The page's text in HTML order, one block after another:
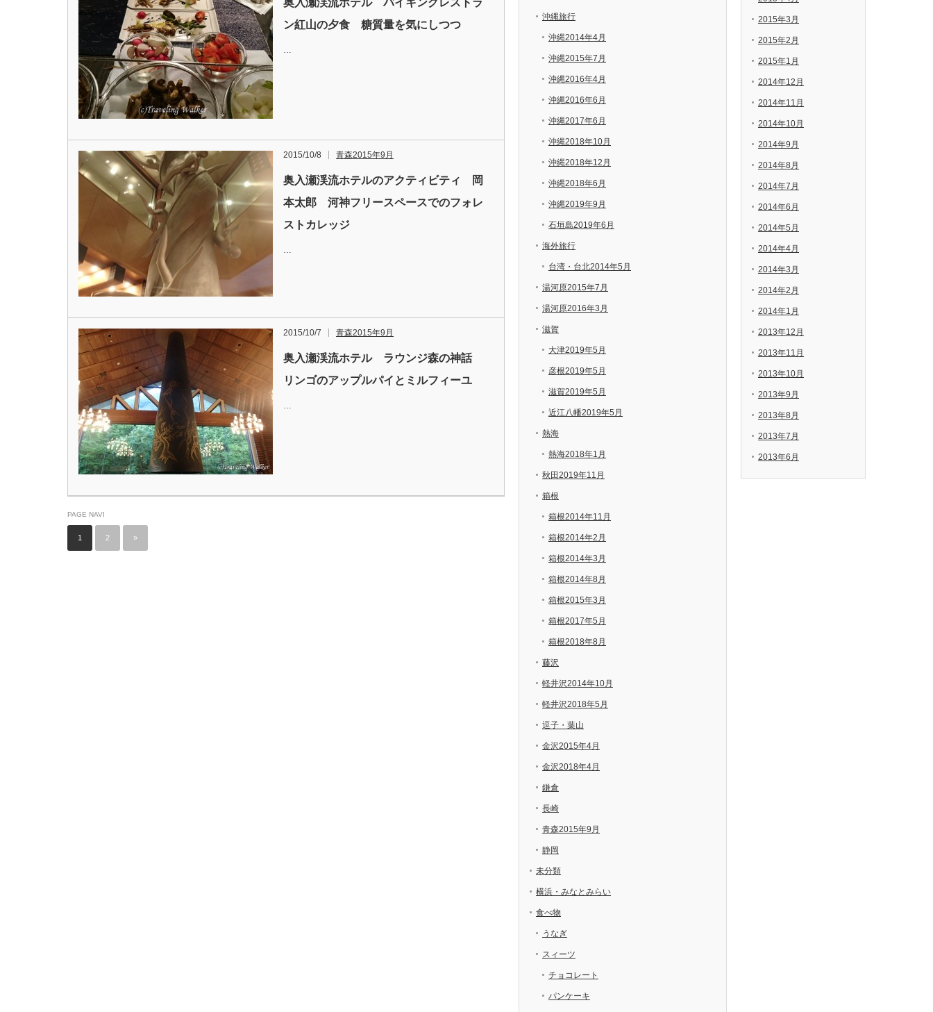
奥入瀬渓流ホテル バイキングレストラ
ン紅山の夕食 糖質量を気にしつつ
…
2015/10/8 青森2015年9月
奥入瀬渓流ホテルのアクティビティ 岡
本太郎 河神フリースペースでのフォレ
ストカレッジ
…
2015/10/7 青森2015年9月
奥入瀬渓流ホテル ラウンジ森の神話
リンゴのアップルパイとミルフィーユ
…
PAGE NAVI
1 2 »
沖縄旅行
沖縄2014年4月
沖縄2015年7月
沖縄2016年4月
沖縄2016年6月
沖縄2017年6月
沖縄2018年10月
沖縄2018年12月
沖縄2018年6月
沖縄2019年9月
石垣島2019年6月
海外旅行
台湾・台北2014年5月
湯河原2015年7月
湯河原2016年3月
滋賀
大津2019年5月
彦根2019年5月
滋賀2019年5月
近江八幡2019年5月
熱海
熱海2018年1月
秋田2019年11月
箱根
箱根2014年11月
箱根2014年2月
箱根2014年3月
箱根2014年8月
箱根2015年3月
箱根2017年5月
箱根2018年8月
藤沢
軽井沢2014年10月
軽井沢2018年5月
逗子・葉山
金沢2015年4月
金沢2018年4月
鎌倉
長崎
青森2015年9月
静岡
未分類
横浜・みなとみらい
食べ物
うなぎ
スィーツ
チョコレート
パンケーキ
2015年3月
2015年2月
2015年1月
2014年12月
2014年11月
2014年10月
2014年9月
2014年8月
2014年7月
2014年6月
2014年5月
2014年4月
2014年3月
2014年2月
2014年1月
2013年12月
2013年11月
2013年10月
2013年9月
2013年8月
2013年7月
2013年6月